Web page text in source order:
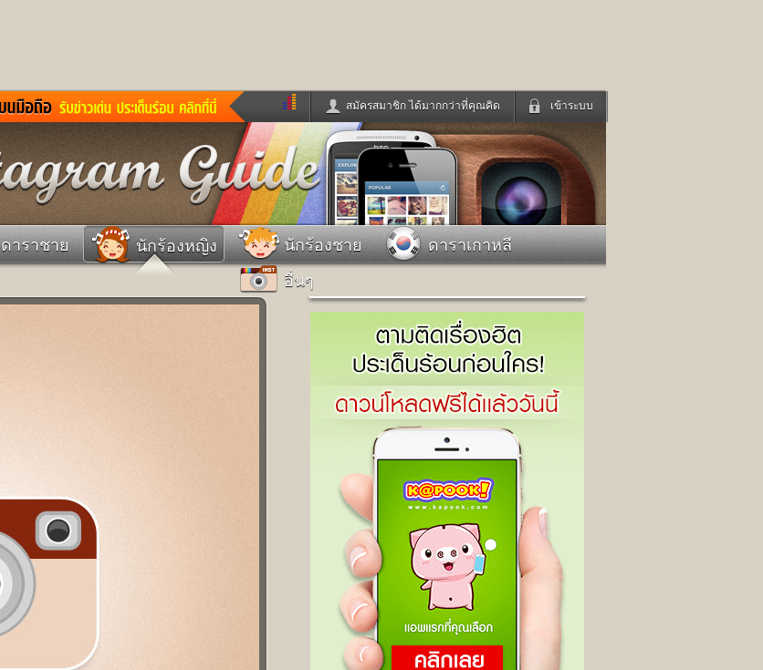
เข้าระบบ
สมัครสมาชิก ได้มากกว่าที่คุณคิด
ข่าวสั้น ข่าวดารา
ดูทีวี
หนังใหม่ ฟังเพลง
ฟังวิทยุออนไลน์
หมากรุกไทย แชทหมากฮอส
Glitter
แต่งงาน
แม่และเด็ก
ทำนายฝัน สุขภาพ
สัตว์เลี้ยง
ผลบอล บ้านและการตกแต่ง
ท่องเที่ยว
iCare
เช็คความเร็วเน็ต
Facebook
เข้าระบบด้วย User Kapook
Email
Password
เข้าระบบด้วย Facebook
ดาราชาย นักร้องหญิง นักร้องชาย
ดาราเกาหลี
อื่นๆ